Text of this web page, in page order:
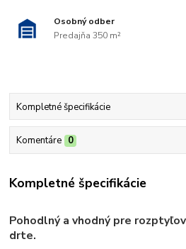
Osobný odber
Predajňa 350 m²
Kompletné špecifikácie
Komentáre 0
Kompletné špecifikácie
Pohodlný a vhodný pre
drte.